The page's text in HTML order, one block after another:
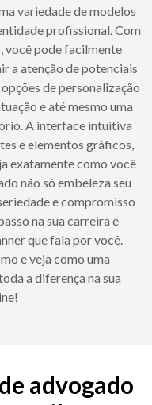
variedade de modelos
profissional. Com
você pode facilmente
a atenção de potenciais
de personalização
e até mesmo uma
A interface intuitiva
e elementos gráficos,
exatamente como você
não só embeleza seu
e compromisso
na sua carreira e
que fala por você.
e veja como uma
a diferença na sua
advogado